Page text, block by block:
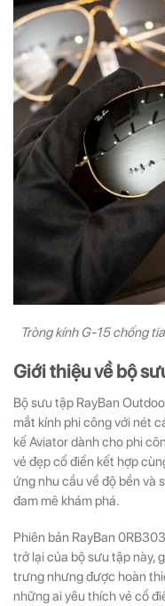
Tròng kính G-15 chống
Giới thiệu về bộ
Bộ sưu tập RayBan
mắt kính phi côngvới nét
kế Aviator dành cho phi
vẻ đẹp cổ điển kết hợp
ứng nhu cầu về độ bền và
đam mê khám phá.
Phiên bản RayBan
trở lại của bộ sưu tập này,
trưng nhưng được hoàn
những ai yêu thích vẻ cổ